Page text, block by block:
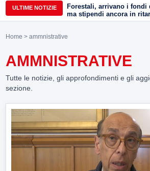
ULTIME NOTIZIE
Forestali, arrivano i fondi
ma stipendi ancora in
più sostenibile”
Home > ammnistrative
AMMNISTRATIVE
Tutte le notizie, gli approfondimenti e gli
sezione.